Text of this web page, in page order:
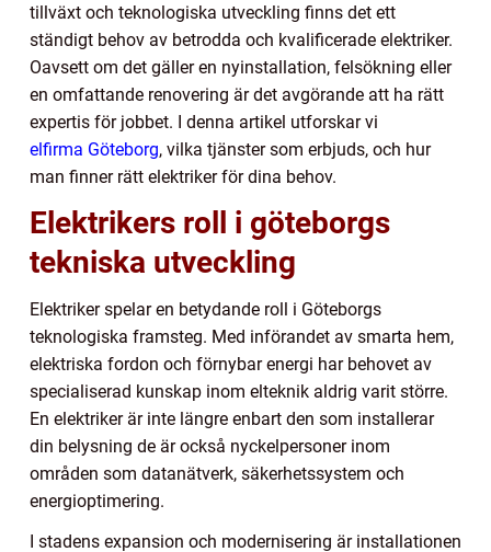
tillväxt och teknologiska utveckling finns det ett
ständigt behov av betrodda och kvalificerade elektriker.
Oavsett om det gäller en nyinstallation, felsökning eller
en omfattande renovering är det avgörande att ha rätt
expertis för jobbet. I denna artikel utforskar vi
elfirma Göteborg, vilka tjänster som erbjuds, och hur
man finner rätt elektriker för dina behov.
Elektrikers roll i göteborgs
tekniska utveckling
Elektriker spelar en betydande roll i Göteborgs
teknologiska framsteg. Med införandet av smarta hem,
elektriska fordon och förnybar energi har behovet av
specialiserad kunskap inom elteknik aldrig varit större.
En elektriker är inte längre enbart den som installerar
din belysning de är också nyckelpersoner inom
områden som datanätverk, säkerhetssystem och
energioptimering.
I stadens expansion och modernisering är installationen